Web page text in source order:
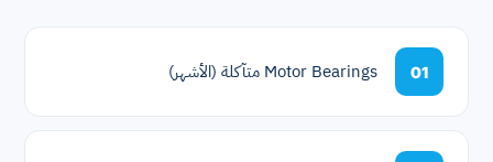
01 Motor Bearings متآكلة (الأشهر)